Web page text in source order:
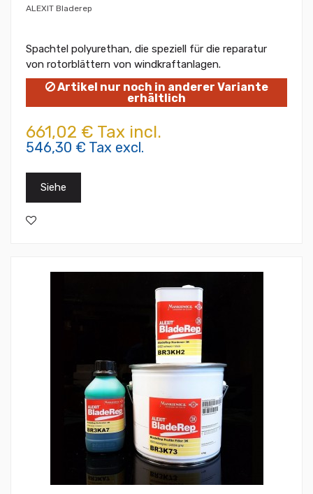
ALEXIT Bladerep
Spachtel polyurethan, die speziell für die reparatur
von rotorblättern von windkraftanlagen.
Artikel nur noch in anderer Variante
erhältlich
661,02 € Tax incl.
546,30 € Tax excl.
Siehe